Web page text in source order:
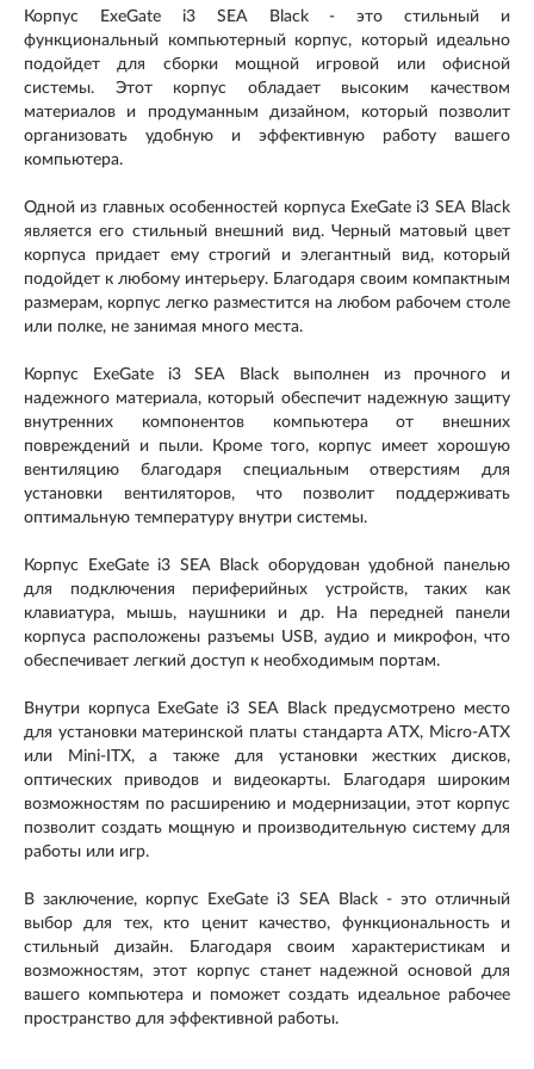
Корпус ExeGate i3 SEA Black - это стильный и
функциональный компьютерный корпус, который идеально
подойдет для сборки мощной игровой или офисной
системы. Этот корпус обладает высоким качеством
материалов и продуманным дизайном, который позволит
организовать удобную и эффективную работу вашего
компьютера.
Одной из главных особенностей корпуса ExeGate i3 SEA Black
является его стильный внешний вид. Черный матовый цвет
корпуса придает ему строгий и элегантный вид, который
подойдет к любому интерьеру. Благодаря своим компактным
размерам, корпус легко разместится на любом рабочем столе
или полке, не занимая много места.
Корпус ExeGate i3 SEA Black выполнен из прочного и
надежного материала, который обеспечит надежную защиту
внутренних компонентов компьютера от внешних
повреждений и пыли. Кроме того, корпус имеет хорошую
вентиляцию благодаря специальным отверстиям для
установки вентиляторов, что позволит поддерживать
оптимальную температуру внутри системы.
Корпус ExeGate i3 SEA Black оборудован удобной панелью
для подключения периферийных устройств, таких как
клавиатура, мышь, наушники и др. На передней панели
корпуса расположены разъемы USB, аудио и микрофон, что
обеспечивает легкий доступ к необходимым портам.
Внутри корпуса ExeGate i3 SEA Black предусмотрено место
для установки материнской платы стандарта ATX, Micro-ATX
или Mini-ITX, а также для установки жестких дисков,
оптических приводов и видеокарты. Благодаря широким
возможностям по расширению и модернизации, этот корпус
позволит создать мощную и производительную систему для
работы или игр.
В заключение, корпус ExeGate i3 SEA Black - это отличный
выбор для тех, кто ценит качество, функциональность и
стильный дизайн. Благодаря своим характеристикам и
возможностям, этот корпус станет надежной основой для
вашего компьютера и поможет создать идеальное рабочее
пространство для эффективной работы.